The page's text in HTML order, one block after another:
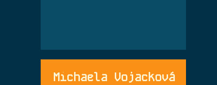
Michaela Vojacková